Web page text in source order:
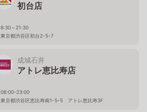
初台店
8:30～21:30
東京都渋谷区初台2-5-7
成城石井
アトレ恵比寿店
08:00-23:00
東京都渋谷区恵比寿南1-5-5 アトレ恵比寿3F